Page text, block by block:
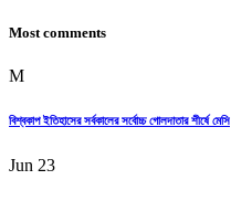
Most comments
M
বিশ্বকাপ ইতিহাসের সর্বকালের সর্বোচ্চ গোলদাতার শীর্ষে মেসি
Jun 23